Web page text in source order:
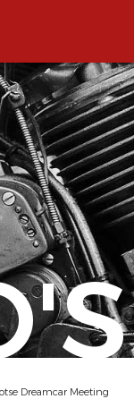
Dreamcar Meeting